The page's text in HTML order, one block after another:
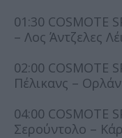
01:30 COSMOTE
– Λος Άντζελες
02:00 COSMOTE
Πέλικανς –
04:00 COSMOTE
Σερούντολο –